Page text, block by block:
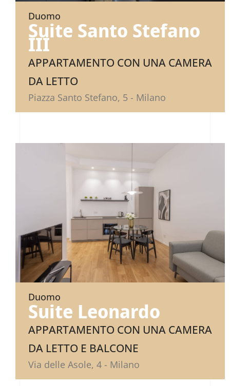
Duomo
Suite Santo Stefano
III
APPARTAMENTO CON UNA CAMERA
DA LETTO
Piazza Santo Stefano, 5 - Milano
Duomo
Suite Leonardo
APPARTAMENTO CON UNA CAMERA
DA LETTO E BALCONE
Via delle Asole, 4 - Milano